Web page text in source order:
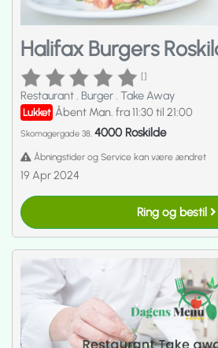
Halifax Burgers
[]
Restaurant. Burger. Take Away
Lukket Åbent Man. fra 11:30 til 21:00
Skomagergade 38, 4000 Roskilde
Åbningstider og Service kan være ændret
19 Apr 2024
Ring og bestil